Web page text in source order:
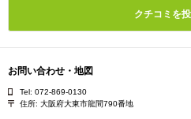
クチコミを
お問い合わせ・地図
Tel: 072-869-0130
住所: 大阪府大東市龍間790番地